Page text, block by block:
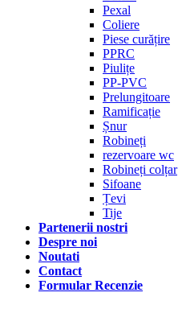
Pexal
Coliere
Piese curățire
PPRC
Piulițe
PP-PVC
Prelungitoare
Ramificație
Șnur
Robineți
rezervoare wc
Robineți colțar
Sifoane
Țevi
Tije
Partenerii nostri
Despre noi
Noutati
Contact
Formular Recenzie